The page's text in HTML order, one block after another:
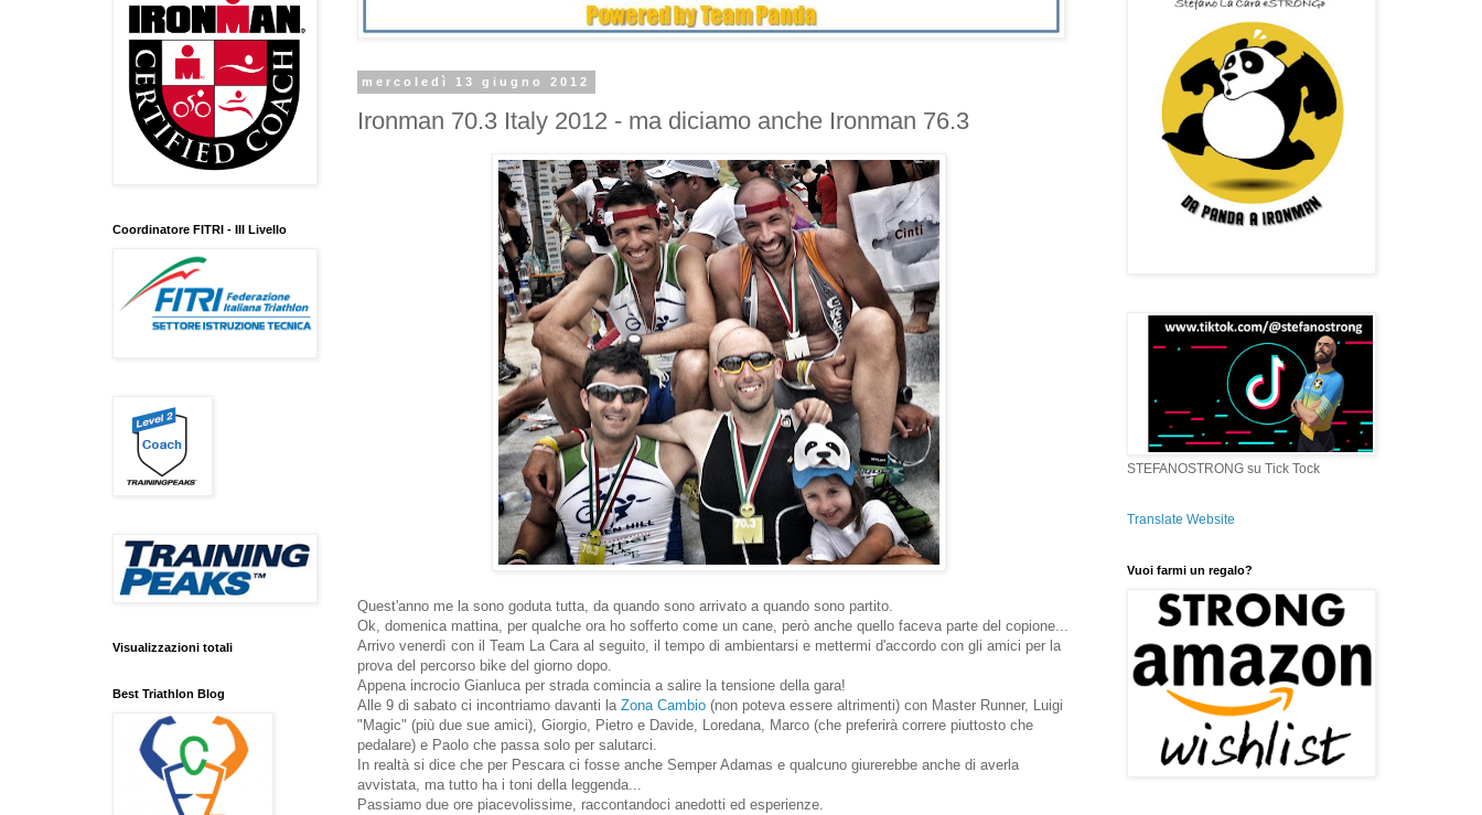
mercoledì 13 giugno 2012
Ironman 70.3 Italy 2012 - ma diciamo anche Ironman 76.3
Quest'anno me la sono goduta tutta, da quando sono arrivato a quando sono partito.
Ok, domenica mattina, per qualche ora ho sofferto come un cane, però anche quello faceva parte del copione...
Arrivo venerdì con il Team La Cara al seguito, il tempo di ambientarsi e mettermi d'accordo con gli amici per la
prova del percorso bike del giorno dopo.
Appena incrocio Gianluca per strada comincia a salire la tensione della gara!
Alle 9 di sabato ci incontriamo davanti la Zona Cambio (non poteva essere altrimenti) con Master Runner, Luigi
"Magic" (più due sue amici), Giorgio, Pietro e Davide, Loredana, Marco (che preferirà correre piuttosto che
pedalare) e Paolo che passa solo per salutarci.
In realtà si dice che per Pescara ci fosse anche Semper Adamas e qualcuno giurerebbe anche di averla
avvistata, ma tutto ha i toni della leggenda...
Passiamo due ore piacevolissime, raccontandoci anedotti ed esperienze.
Coordinatore FITRI - III Livello
Visualizzazioni totali
Best Triathlon Blog
STEFANOSTRONG su Tick Tock
Translate Website
Vuoi farmi un regalo?